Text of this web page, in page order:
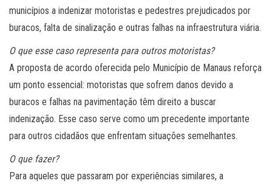
municípios a indenizar motoristas e pedestres prejudicados por
buracos, falta de sinalização e outras falhas na infraestrutura viária.
O que esse caso representa para outros motoristas?
A proposta de acordo oferecida pelo Município de Manaus reforça
um ponto essencial: motoristas que sofrem danos devido a
buracos e falhas na pavimentação têm direito a buscar
indenização. Esse caso serve como um precedente importante
para outros cidadãos que enfrentam situações semelhantes.
O que fazer?
Para aqueles que passaram por experiências similares, a